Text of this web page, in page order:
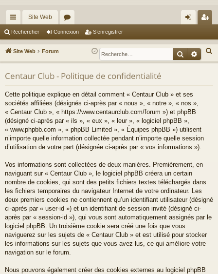
cc
ès
ra
pi
Site Web
or
u
m
s
ne
xi
nr
eg
Rechercher Connexion S’enregistrer
Site Web Forum
e
Centaur Club - Politique de confidentialité
Cette politique explique en détail comment « Centaur Club » et ses
sociétés affiliées (désignés ci-après par « nous », « notre », « nos »,
« Centaur Club », « https://www.centaurclub.com/forum ») et phpBB
(désigné ci-après par « ils », « eux », « leur », « logiciel phpBB »,
« www.phpbb.com », « phpBB Limited », « Équipes phpBB ») utilisent
n’importe quelle information collectée pendant n’importe quelle session
d’utilisation de votre part (désignée ci-après par « vos informations »).
Vos informations sont collectées de deux manières. Premièrement, en
naviguant sur « Centaur Club », le logiciel phpBB créera un certain
nombre de cookies, qui sont des petits fichiers textes téléchargés dans
les fichiers temporaires du navigateur Internet de votre ordinateur. Les
deux premiers cookies ne contiennent qu’un identifiant utilisateur (désigné
ci-après par « user-id ») et un identifiant de session invité (désigné ci-
après par « session-id »), qui vous sont automatiquement assignés par le
logiciel phpBB. Un troisième cookie sera créé une fois que vous
naviguerez sur les sujets de « Centaur Club » et est utilisé pour stocker
les informations sur les sujets que vous avez lus, ce qui améliore votre
navigation sur le forum.
Nous pouvons également créer des cookies externes au logiciel phpBB